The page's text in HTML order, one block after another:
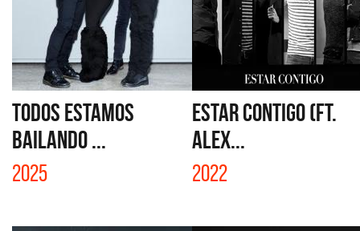
TODOS ESTAMOS
BAILANDO ...
2025
ESTAR CONTIGO (FT.
ALEX...
2022